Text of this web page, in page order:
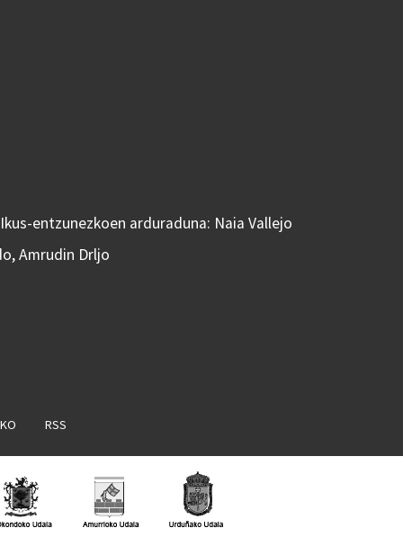
entzunezkoen arduraduna: Naia Vallejo
Amrudin Drljo
RSS